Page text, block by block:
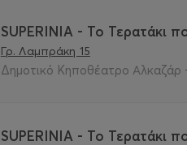
SUPERINIA - Το Τερατάκι
Γρ. Λαμπράκη 15
Δημοτικό Κηποθέατρο Αλκαζάρ
SUPERINIA - Το Τερατάκι